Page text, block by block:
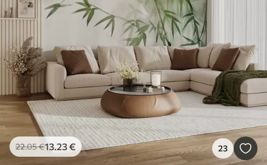
22.05€13.23€ 23